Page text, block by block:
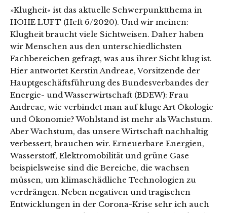
»Klugheit« ist das aktuelle Schwerpunktthema in
HOHE LUFT (Heft 6/2020). Und wir meinen:
Klugheit braucht viele Sichtweisen. Daher haben
wir Menschen aus den unterschiedlichsten
Fachbereichen gefragt, was aus ihrer Sicht klug ist.
Hier antwortet Kerstin Andreae, Vorsitzende der
Hauptgeschäftsführung des Bundesverbandes der
Energie- und Wasserwirtschaft (BDEW): Frau
Andreae, wie verbindet man auf kluge Art Ökologie
und Ökonomie? Wohlstand ist mehr als Wachstum.
Aber Wachstum, das unsere Wirtschaft nachhaltig
verbessert, brauchen wir. Erneuerbare Energien,
Wasserstoff, Elektromobilität und grüne Gase
beispielsweise sind die Bereiche, die wachsen
müssen, um klimaschädliche Technologien zu
verdrängen. Neben negativen und tragischen
Entwicklungen in der Corona-Krise sehr ich auch